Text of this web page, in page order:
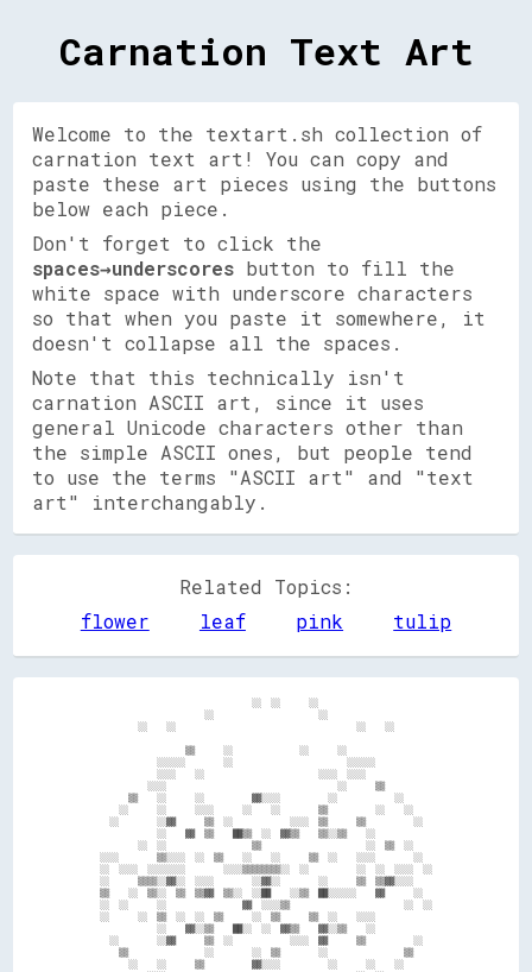
Carnation Text Art
Welcome to the textart.sh collection of
carnation text art! You can copy and
paste these art pieces using the buttons
below each piece.
Don't forget to click the
spaces→underscores button to fill the
white space with underscore characters
so that when you paste it somewhere, it
doesn't collapse all the spaces.
Note that this technically isn't
carnation ASCII art, since it uses
general Unicode characters other than
the simple ASCII ones, but people tend
to use the terms "ASCII art" and "text
art" interchangably.
Related Topics:
flower
leaf pink tulip
                                ░░  ░░      ░░
                      ░░                      ░░
        ░░    ░░                                      ░░    ░░
                  ▒▒      ░░              ░░      ░░
            ░░░░░░        ░░                        ░░░░░░
            ░░░░    ░░                        ░░░░  ░░░░
          ░░░░                                    ░░      ▒▒
      ▒▒    ░░      ░░          ▓▓░░░░          ░░            ░░
    ░░      ░░      ░░░░      ░░    ░░        ▒▒          ░░    ░░
  ░░        ░░▓▓      ▒▒  ░░            ░░░░  ▒▒      ▒▒          ░░
            ░░    ▓▓  ▒▒    ██▒▒  ░░  ▓▓▒▒    ▒▒░░▒▒    ░░
        ░░  ░░                  ▒▒                      ░░  ▒▒  ░░
░░░░        ▒▒░░░░  ░░  ▒▒    ░░    ░░      ▒▒  ░░    ░░░░        ░░
░░  ░░░░  ░░░░░░░░        ░░░░▒▒▒▒▒▒▒▒░░  ░░          ░░  ░░  ░░░░  ░░
░░      ▒▒▒▒░░▓▓░░  ░░░░        ░░▓▓░░        ░░      ▒▒  ▒▒▓▓░░░░
▒▒    ░░  ▒▒░░  ▒▒  ▒▒▓▓  ▒▒░░  ░░██    ░░▒▒  ██░░░░░░    ▓▓      ░░
░░  ░░      ░░                ▓▓  ░░░░▒▒                        ░░  ░░
░░      ░░  ▒▒  ░░  ░░  ▒▒      ░░  ▒▒      ▒▒  ░░    ░░░░
            ░░    ▓▓░░▒▒    ██░░  ░░  ▓▓▒▒    ▓▓░░▒▒    ░░
  ░░        ░░▓▓      ▒▒  ░░            ░░░░  ▓▓      ▒▒          ░░
    ▒▒                ░░        ░░  ▒▒        ░░                ▒▒
      ░░    ░░      ▒▒          ▓▓░░░░          ░░      ░░    ░░